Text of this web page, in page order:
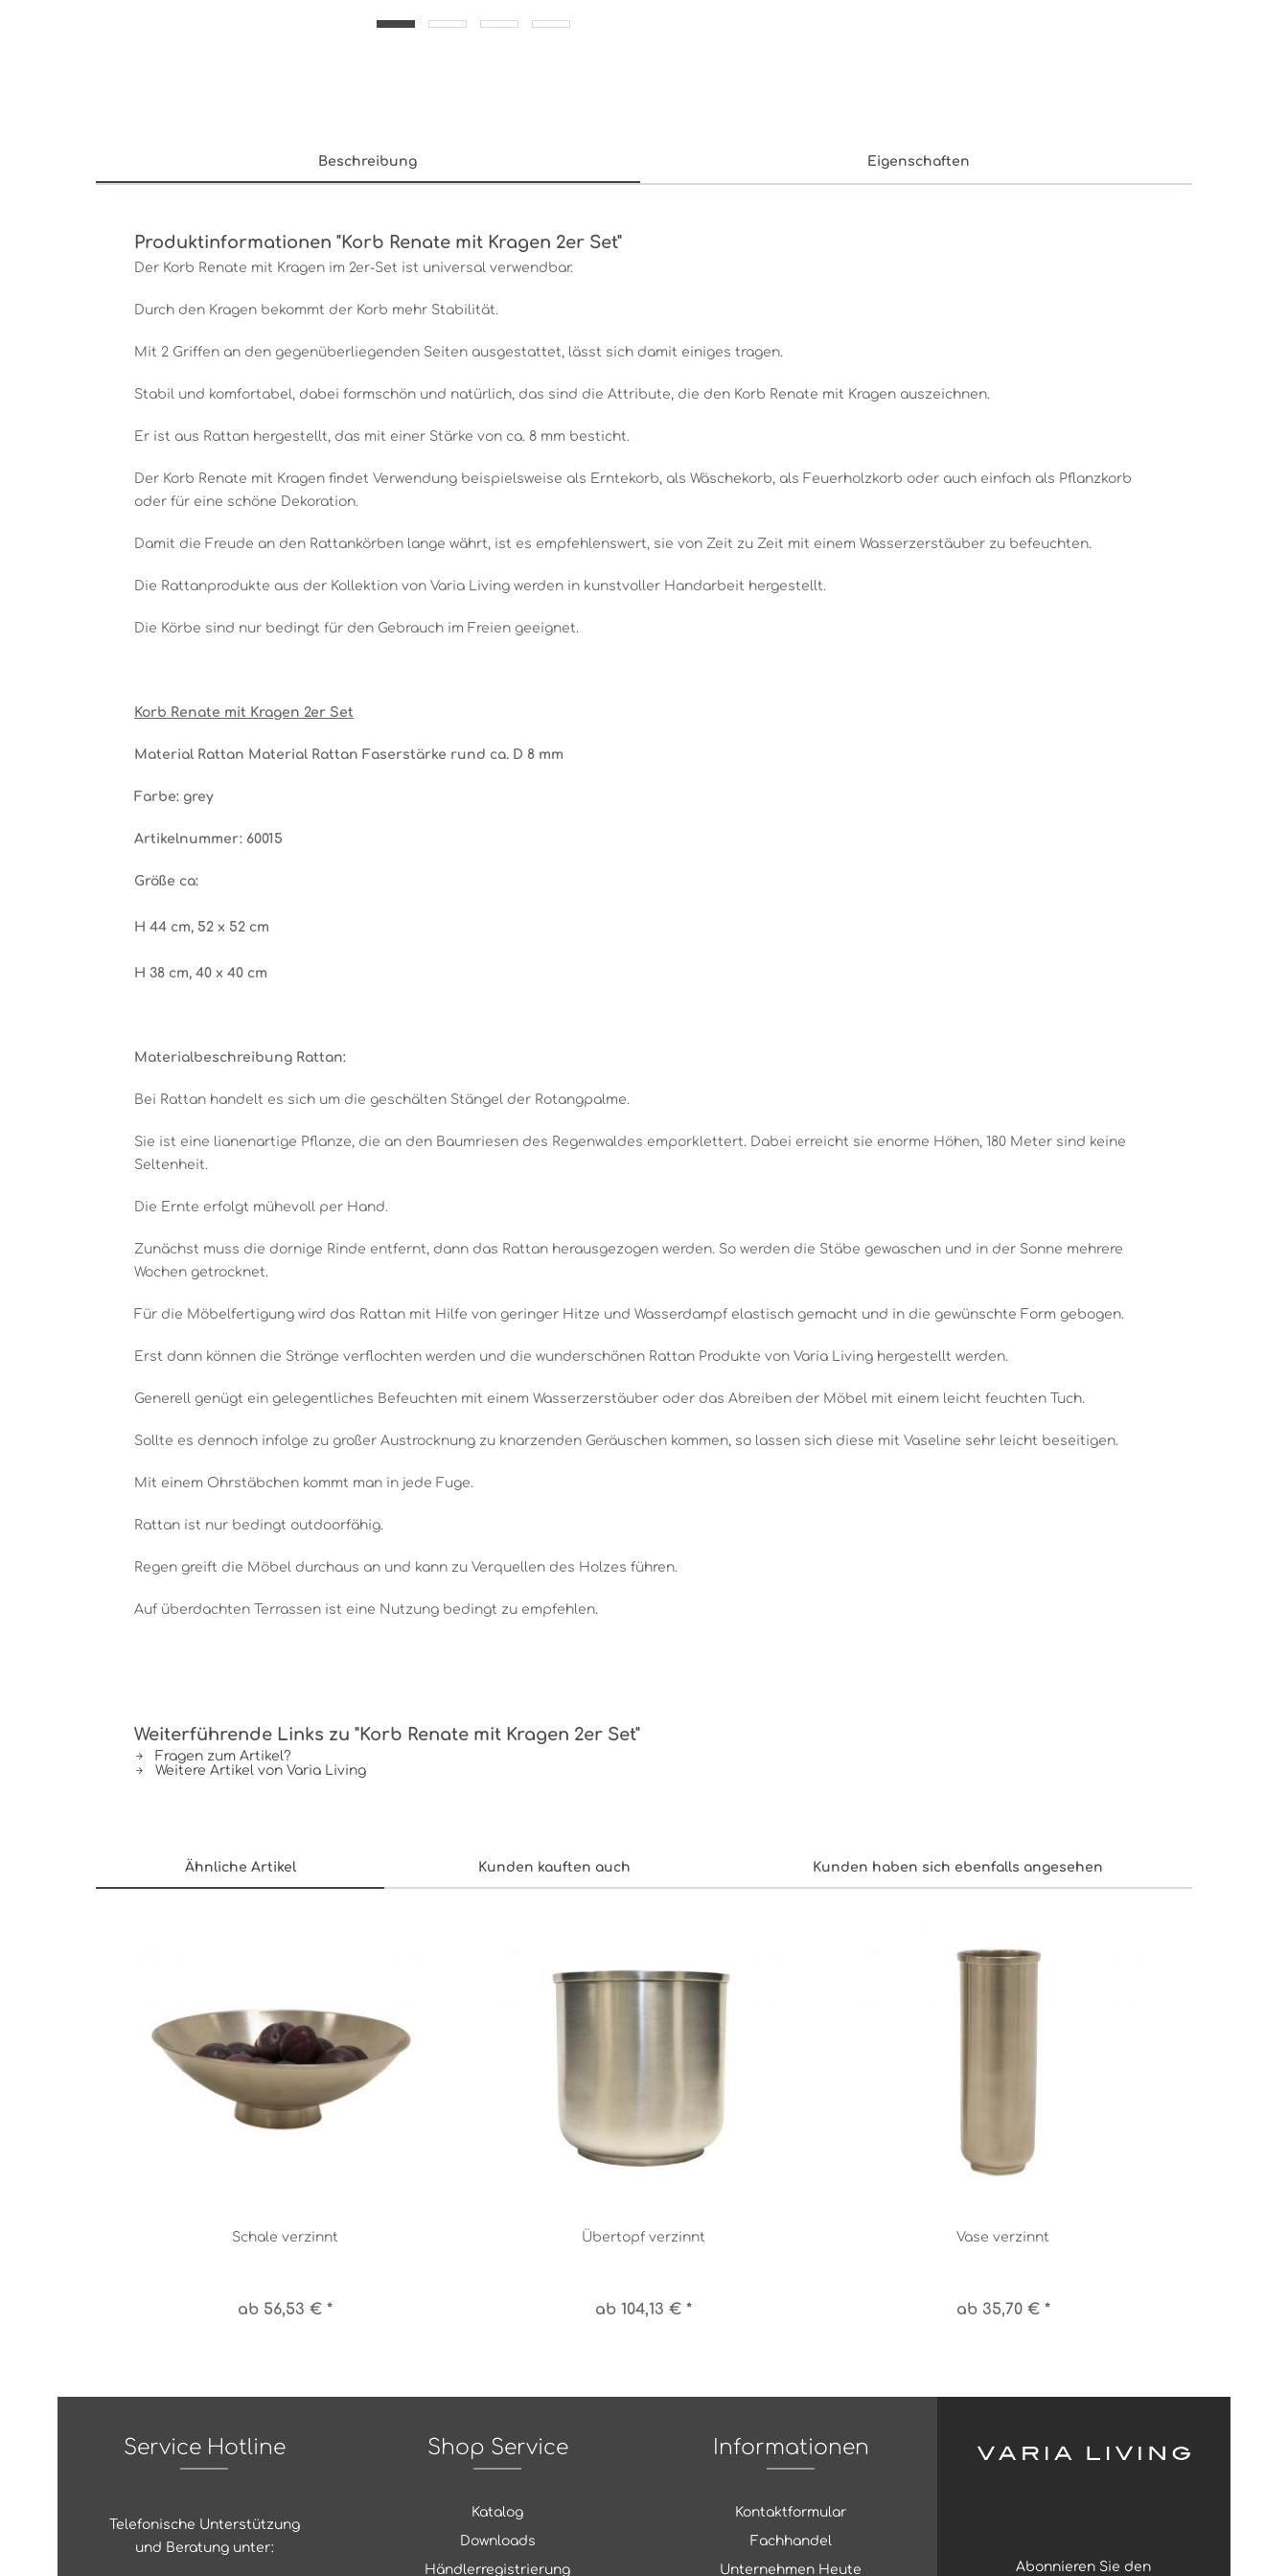
Beschreibung Eigenschaften
Produktinformationen "Korb Renate mit Kragen 2er Set"
Der Korb Renate mit Kragen im 2er-Set ist universal verwendbar.
Durch den Kragen bekommt der Korb mehr Stabilität.
Mit 2 Griffen an den gegenüberliegenden Seiten ausgestattet, lässt sich damit einiges tragen.
Stabil und komfortabel, dabei formschön und natürlich, das sind die Attribute, die den Korb Renate mit Kragen auszeichnen.
Er ist aus Rattan hergestellt, das mit einer Stärke von ca. 8 mm besticht.
Der Korb Renate mit Kragen findet Verwendung beispielsweise als Erntekorb, als Wäschekorb, als Feuerholzkorb oder auch einfach als Pflanzkorb
oder für eine schöne Dekoration.
Damit die Freude an den Rattankörben lange währt, ist es empfehlenswert, sie von Zeit zu Zeit mit einem Wasserzerstäuber zu befeuchten.
Die Rattanprodukte aus der Kollektion von Varia Living werden in kunstvoller Handarbeit hergestellt.
Die Körbe sind nur bedingt für den Gebrauch im Freien geeignet.
Korb Renate mit Kragen 2er Set
Material Rattan Material Rattan Faserstärke rund ca. D 8 mm
Farbe: grey
Artikelnummer: 60015
Größe ca:
H 44 cm, 52 x 52 cm
H 38 cm, 40 x 40 cm
Materialbeschreibung Rattan:
Bei Rattan handelt es sich um die geschälten Stängel der Rotangpalme.
Sie ist eine lianenartige Pflanze, die an den Baumriesen des Regenwaldes emporklettert. Dabei erreicht sie enorme Höhen, 180 Meter sind keine
Seltenheit.
Die Ernte erfolgt mühevoll per Hand.
Zunächst muss die dornige Rinde entfernt, dann das Rattan herausgezogen werden. So werden die Stäbe gewaschen und in der Sonne mehrere
Wochen getrocknet.
Für die Möbelfertigung wird das Rattan mit Hilfe von geringer Hitze und Wasserdampf elastisch gemacht und in die gewünschte Form gebogen.
Erst dann können die Stränge verflochten werden und die wunderschönen Rattan Produkte von Varia Living hergestellt werden.
Generell genügt ein gelegentliches Befeuchten mit einem Wasserzerstäuber oder das Abreiben der Möbel mit einem leicht feuchten Tuch.
Sollte es dennoch infolge zu großer Austrocknung zu knarzenden Geräuschen kommen, so lassen sich diese mit Vaseline sehr leicht beseitigen.
Mit einem Ohrstäbchen kommt man in jede Fuge.
Rattan ist nur bedingt outdoorfähig.
Regen greift die Möbel durchaus an und kann zu Verquellen des Holzes führen.
Auf überdachten Terrassen ist eine Nutzung bedingt zu empfehlen.
Weiterführende Links zu "Korb Renate mit Kragen 2er Set"
Fragen zum Artikel?
Weitere Artikel von Varia Living
Ähnliche Artikel Kunden kauften auch Kunden haben sich ebenfalls angesehen
Schale verzinnt
ab 56,53 € *
Übertopf verzinnt
ab 104,13 € *
Vase verzinnt
ab 35,70 € *
Service Hotline
Telefonische Unterstützung
und Beratung unter:
Shop Service
Katalog
Downloads
Händlerregistrierung
Informationen
Kontaktformular
Fachhandel
Unternehmen Heute
Abonnieren Sie den